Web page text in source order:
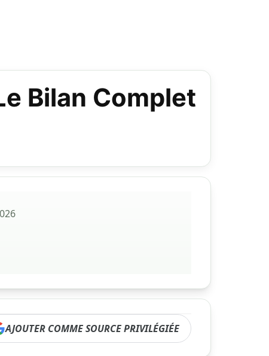
Bilan Complet
AJOUTER COMME SOURCE PRIVILÉGIÉE